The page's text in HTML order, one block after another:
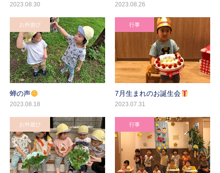
2023.08.30 2023.08.26
お外遊び
蝉の声
2023.08.18
行事
7月生まれのお誕生会
2023.07.31
お外遊び 行事